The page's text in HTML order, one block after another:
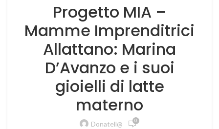
Progetto MIA –
Mamme Imprenditrici
Allattano: Marina
D’Avanzo e i suoi
gioielli di latte
materno
Donatell@ 0